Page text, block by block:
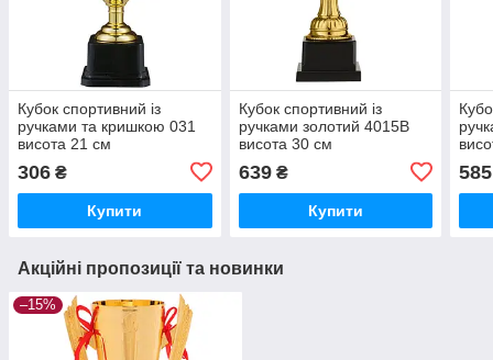
Кубок спортивний із
ручками та кришкою 031
висота 21 см
306 ₴
Купити
Кубок спортивний із
ручками золотий 4015B
висота 30 см
639₴
Купити
585
Акційні пропозиції та новинки
–15%